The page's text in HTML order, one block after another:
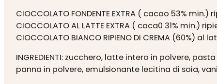
CIOCCOLATO FONDENTE EXTRA ( cacao 53%
CIOCCOLATO AL LATTE EXTRA ( caca0 31%
CIOCCOLATO BIANCO RIPIENO DI CREMA (60%) al
INGREDIENTI: zucchero, latte intero in polvere,
panna in polvere, emulsionante lecitina di soia,